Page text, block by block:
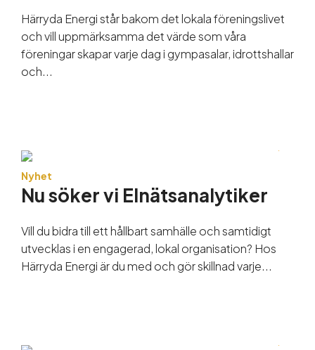
Härryda Energi står bakom det lokala föreningslivet
och vill uppmärksamma det värde som våra
föreningar skapar varje dag i gympasalar, idrottshallar
och...
Nyhet
Nu söker vi Elnätsanalytiker
Vill du bidra till ett hållbart samhälle och samtidigt
utvecklas i en engagerad, lokal organisation? Hos
Härryda Energi är du med och gör skillnad varje...